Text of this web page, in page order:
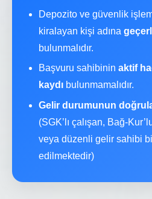
Depozito ve güvenlik
kiralayan kişi adına
bulunmalıdır.
Başvuru sahibinin aktif
kaydı bulunmamalıdır.
Gelir durumunun
(SGK’lı çalışan, Bağ-
veya düzenli gelir sahibi
edilmektedir)